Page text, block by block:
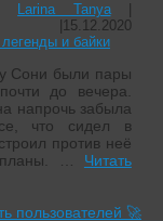
Larina Tanya
15.12.2020
и байки
Сони были пары
до вечера.
напрочь забыла
что сидел в
против неё
планы. … Читать
пользователей 🚀